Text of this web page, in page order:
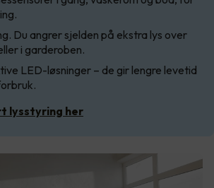
Du angrer sjelden på ekstra lys over
i garderoben.
LED-løsninger – de gir lengre levetid
lysstyring her